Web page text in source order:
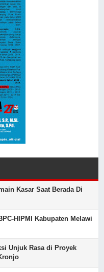
Kasar Saat Berada Di
HIPMI Kabupaten Melawi
Unjuk Rasa di Proyek